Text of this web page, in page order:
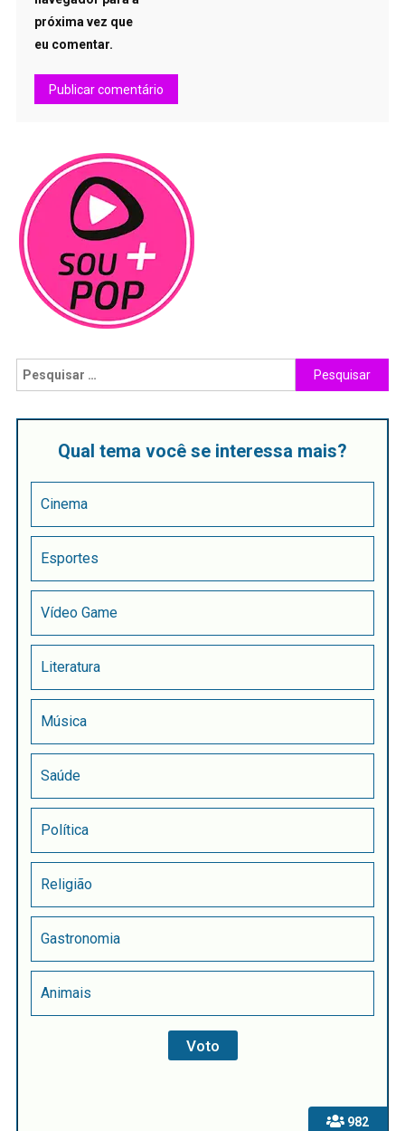
próxima vez que
eu comentar.
982
Qual tema você se interessa mais?
Cinema
Esportes
Vídeo Game
Literatura
Música
Saúde
Política
Religião
Gastronomia
Animais